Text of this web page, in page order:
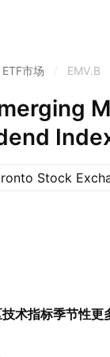
ETF市场 EMV.B
Stock
技术指标季节性更